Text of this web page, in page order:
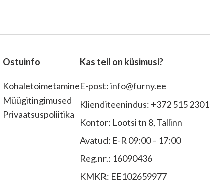
Ostuinfo
Kohaletoimetamine
Müügitingimused
Privaatsuspoliitika
Kas teil on küsimusi?
E-post:info@furny.ee
Klienditeenindus: +372 515 2301
Kontor: Lootsi tn 8, Tallinn
Avatud: E-R 09:00 – 17:00
Reg.nr.: 16090436
KMKR: EE102659977